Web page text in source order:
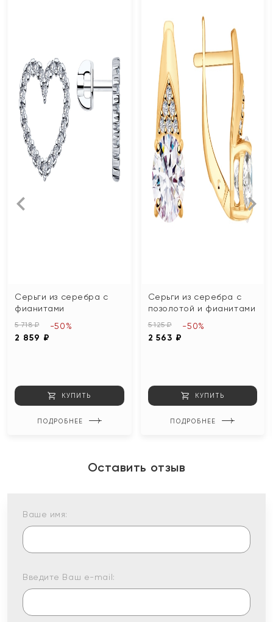
Серьги из серебра с
фианитами
5 718 ₽
2 859 ₽
-50%
КУПИТЬ
ПОДРОБНЕЕ
Серьги из серебра с
позолотой и фианитами
5 125 ₽
2 563 ₽
-50%
КУПИТЬ
ПОДРОБНЕЕ
Оставить отзыв
Ваше имя:
Введите Ваш e-mail: